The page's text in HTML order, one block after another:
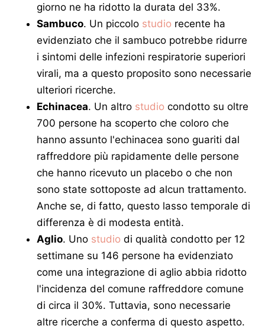
giorno ne ha ridotto la durata del 33%.
Sambuco. Un piccolo studio recente ha
evidenziato che il sambuco potrebbe ridurre
i sintomi delle infezioni respiratorie superiori
virali, ma a questo proposito sono necessarie
ulteriori ricerche.
Echinacea. Un altro studio condotto su oltre
700 persone ha scoperto che coloro che
hanno assunto l'echinacea sono guariti dal
raffreddore più rapidamente delle persone
che hanno ricevuto un placebo o che non
sono state sottoposte ad alcun trattamento.
Anche se, di fatto, questo lasso temporale di
differenza è di modesta entità.
Aglio. Uno studio di qualità condotto per 12
settimane su 146 persone ha evidenziato
come una integrazione di aglio abbia ridotto
l'incidenza del comune raffreddore comune
di circa il 30%. Tuttavia, sono necessarie
altre ricerche a conferma di questo aspetto.